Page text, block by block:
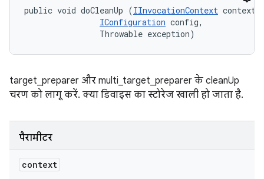
public void doCleanUp (IInvocationContext
IConfiguration config,
                Throwable exception)
target_preparer और multi_target_preparer के cleanUp
चरण को लागू करें. क्या डिवाइस का स्टोरेज खाली हो जाता है.
पैरामीटर
context